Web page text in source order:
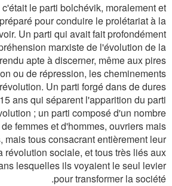
le parti bolchévik, moralement et
pour conduire le prolétariat à la
Un parti qui avait fait profondément
marxiste de l'évolution de la
apte à discerner, même aux pires
ou de répression, les cheminements
Un parti forgé dans de dures
ans qui séparent l'apparition du parti
; un parti composé d'un nombre
femmes et d'hommes, ouvriers mais
mais tous consacrant entièrement leur
révolution sociale, et tous très liés aux
lesquelles ils voyaient le seul levier
pour transformer la société.